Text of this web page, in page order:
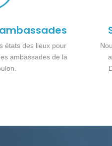
états des lieux pour
ambassades de la